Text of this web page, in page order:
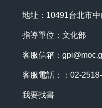
地址：10491台北市
指導單位：文化部
客服信箱：
客服電話：：02-
我要找書